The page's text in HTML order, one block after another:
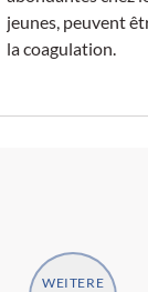
jeunes, peuvent
la coagulation.
WEITERE